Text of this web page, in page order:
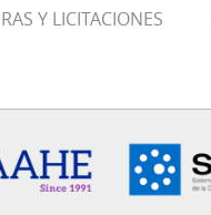
Y LICITACIONES